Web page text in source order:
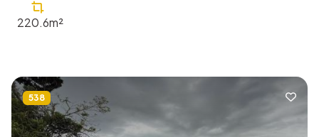
220.6m²
538